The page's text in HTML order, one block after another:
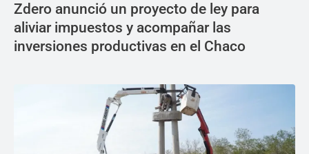
Zdero anunció un proyecto de ley para
aliviar impuestos y acompañar las
inversiones productivas en el Chaco